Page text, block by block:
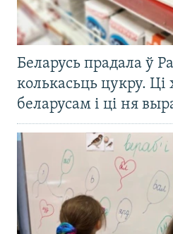
Беларусь прадала ў
колькасьць цукру. Ці
беларусам і ці ня